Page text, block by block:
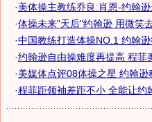
·美体操主教练乔良:肖恩-约翰
·体操未来"天后"约翰逊 用微笑
·中国教练打造体操NO.1 约翰逊
·约翰逊自由操难度再提高 程菲
·美媒体点评08体操之星 约翰逊
·程菲距领袖差距不小 全能让约